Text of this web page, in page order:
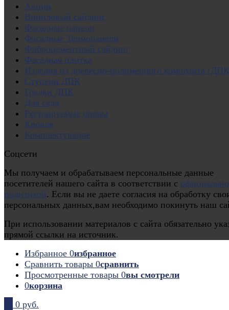
Акции
Виниловый сайдинг
Фасадные панели
Фасадные Термопанели
Фиброцементный сайдинг
Фасадная плитка
Изделия из древесно-полимерного композита
Ступени ДПК
Грядки ДПК
Для сада
Регулируемые опоры
Кровля
Комплектующие
Соцсети
Мы получаем и обрабатываем персональные данные
посетителей нашего сайта в соответствии с
политикой. Если вы не даете согласия на обработку
персональных данных,вам необходимо покинуть наш
При использовании материалов с сайта обязательно
прямой ссылки на источник.
Избранное 0избранное
Сравнить товары 0сравнить
Просмотренные товары 0вы смотрели
0корзина
0 руб.